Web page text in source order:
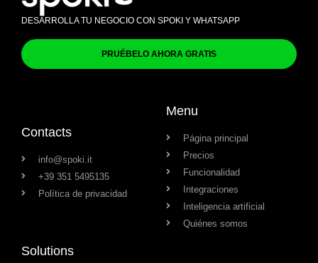
DESARROLLA TU NEGOCIO CON SPOKI Y WHATSAPP
PRUÉBELO AHORA GRATIS
Contacts
info@spoki.it
+39 351 5495135
Política de privacidad
Menu
Página principal
Precios
Funcionalidad
Integraciones
Inteligencia artificial
Quiénes somos
Solutions